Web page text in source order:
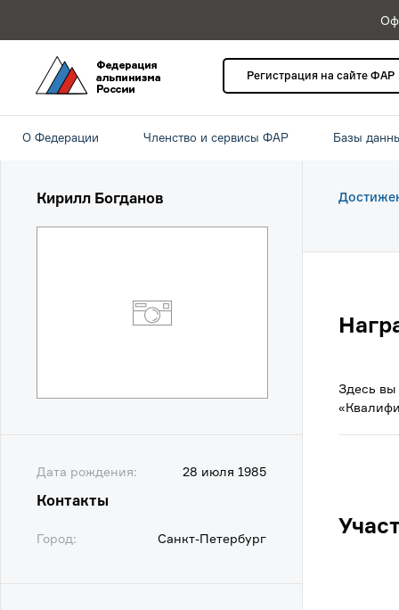
Регистрация на сайте ФАР
О Федерации Членство и сервисы ФАР Базы
Кирилл Богданов
Дата рождения: 28 июля 1985
Контакты
Город: Санкт-Петербург
Здесь вы